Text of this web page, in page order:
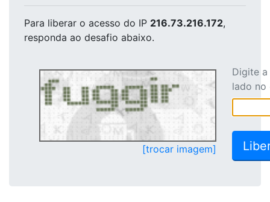
Para liberar o acesso do IP 216.73.216.172,
responda ao desafio abaixo.
[trocar imagem]
Digite
lado no